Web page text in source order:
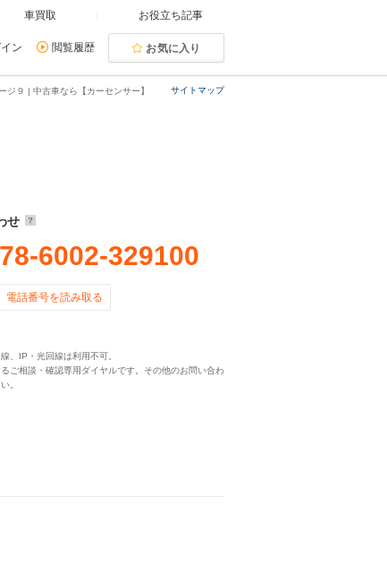
車買取 お役立ち記事
ン 閲覧履歴 お気に入り
サイトマップ
９ | 中古車なら【カーセンサー】
せ
6002-329100
電話番号を読み取る
、IP・光回線は利用不可。
ご相談・確認専用ダイヤルです。その他のお問い合わ
。